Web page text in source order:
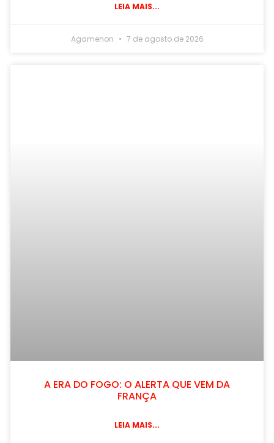
LEIA MAIS...
Agamenon 7 de agosto de 2026
A ERA DO FOGO: O ALERTA QUE VEM DA
FRANÇA
LEIA MAIS...